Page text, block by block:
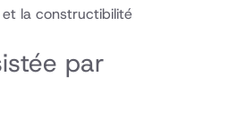
la constructibilité
par